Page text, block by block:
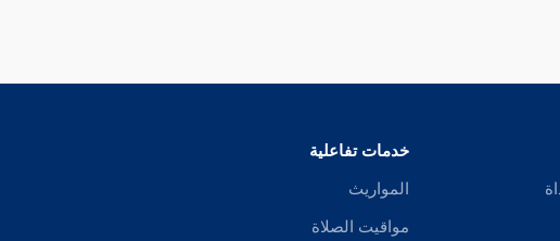
خدمات تفاعلية
المواريث
مواقيت الصلاة